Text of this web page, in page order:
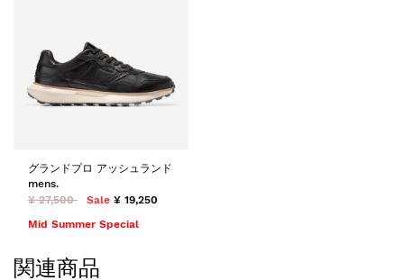
グランドプロ アッシュランド
mens.
¥ 27,500
Sale ¥ 19,250
Mid Summer Special
関連商品